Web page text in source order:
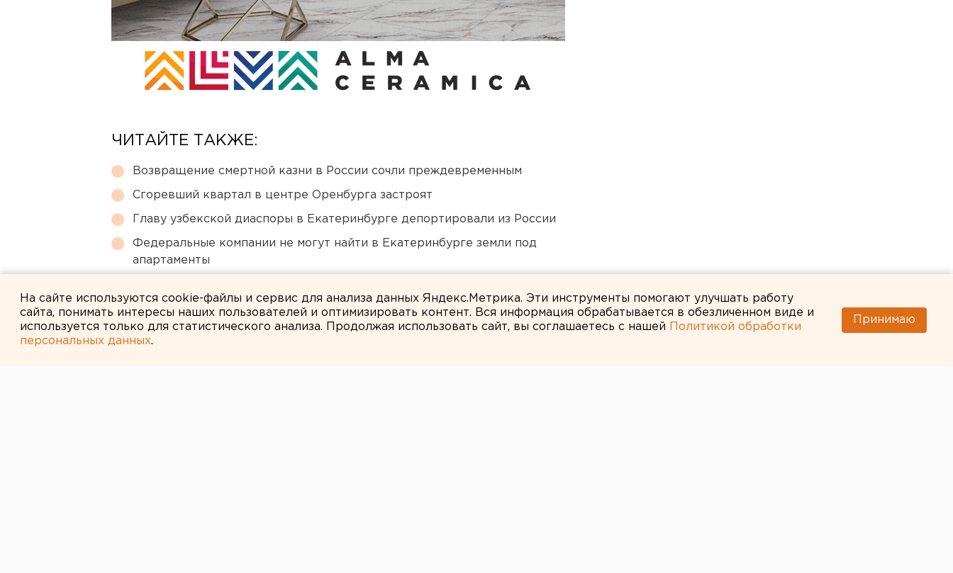
ЧИТАЙТЕ ТАКЖЕ:
Возвращение смертной казни в России сочли преждевременным
Сгоревший квартал в центре Оренбурга застроят
Главу узбекской диаспоры в Екатеринбурге депортировали из России
Федеральные компании не могут найти в Екатеринбурге земли под
апартаменты
На сайте используются cookie-файлы и сервис для анализа данных Яндекс.Метрика. Эти инструменты помогают улучшать работу
сайта, понимать интересы наших пользователей и оптимизировать контент. Вся информация обрабатывается в обезличенном виде и
используется только для статистического анализа. Продолжая использовать сайт, вы соглашаетесь с нашей
Политикой обработки
персональных данных.
Принимаю